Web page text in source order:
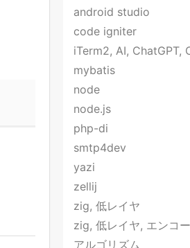
android studio
code igniter
iTerm2, AI, ChatGPT,
mybatis
node
node.js
php-di
smtp4dev
yazi
zellij
zig, 低レイヤ
zig, 低レイヤ, エンコ
アルゴリズム